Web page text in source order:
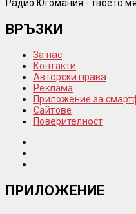
Радио Югомания - твоето
ВРЪЗКИ
За нас
Контакти
Авторски права
Реклама
Приложение за
Сайтове
Поверителност
ПРИЛОЖЕНИЕ